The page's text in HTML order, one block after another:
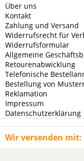
Über uns
Kontakt
Zahlung und Versand
Widerrufsrecht für
Widerrufsformular
Allgemeine
Retourenabwicklung
Telefonische
Bestellung von
Reklamation
Impressum
Datenschutzerklärung
Wir versenden mit: